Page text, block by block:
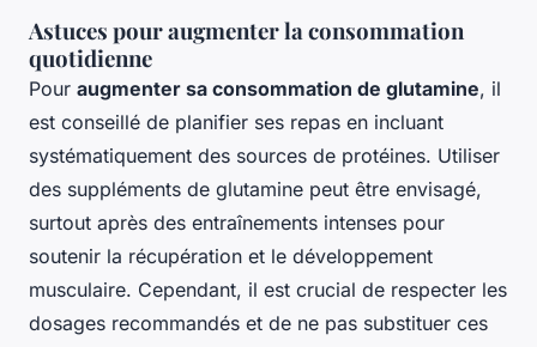
Astuces pour augmenter la consommation
quotidienne
Pour augmenter sa consommation de glutamine, il
est conseillé de planifier ses repas en incluant
systématiquement des sources de protéines. Utiliser
des suppléments de glutamine peut être envisagé,
surtout après des entraînements intenses pour
soutenir la récupération et le développement
musculaire. Cependant, il est crucial de respecter les
dosages recommandés et de ne pas substituer ces